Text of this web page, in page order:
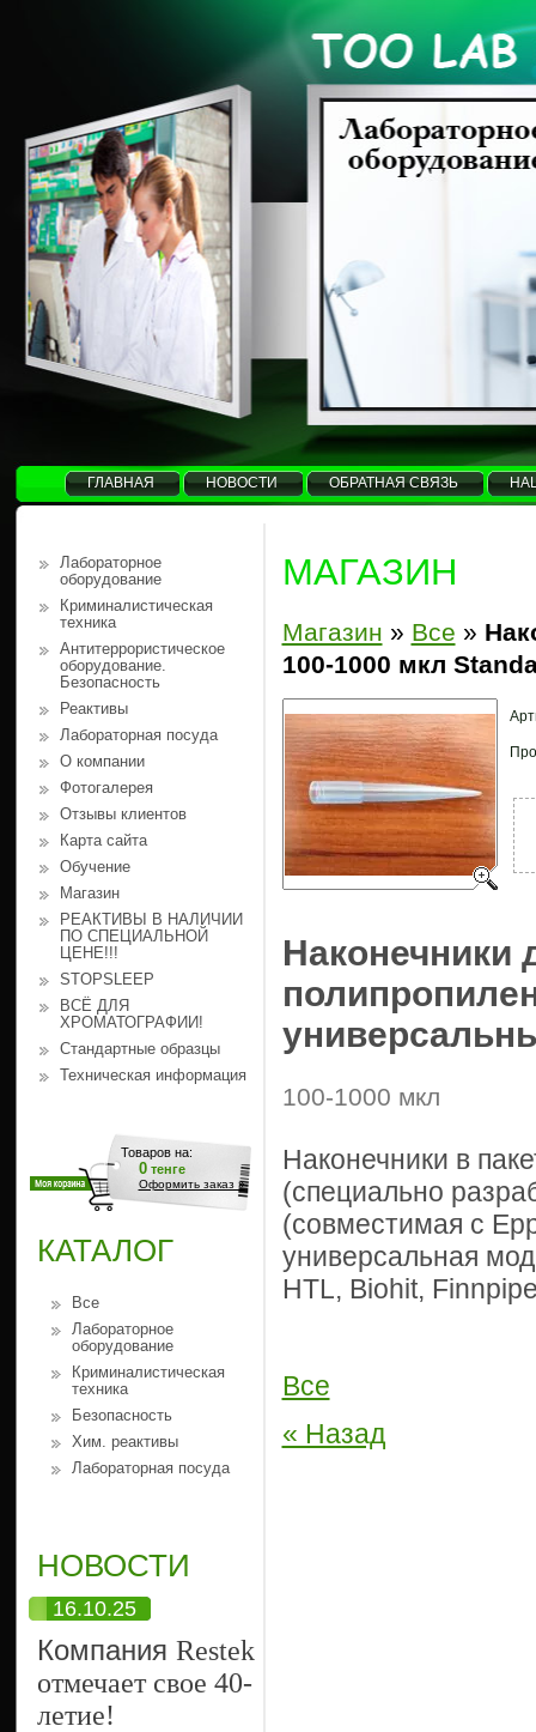
ГЛАВНАЯ НОВОСТИ ОБРАТНАЯ СВЯЗЬ
МАГАЗИН
Магазин » Все »
100-1000 мкл
Наконечники
100-1000 мкл
Наконечники в
(специально
(совместимая с
универсальная
HTL, Biohit,
Все
« Назад
Лабораторное
оборудование
Криминалистическая
техника
Антитеррористическое
оборудование.
Безопасность
Реактивы
Лабораторная посуда
О компании
Фотогалерея
Отзывы клиентов
Карта сайта
Обучение
Магазин
РЕАКТИВЫ В НАЛИЧИИ
ПО СПЕЦИАЛЬНОЙ
ЦЕНЕ!!!
STOPSLEEP
ВСЁ ДЛЯ
ХРОМАТОГРАФИИ!
Cтандартные образцы
Техническая информация
Товаров на:
0тенге
Оформить заказ »
КАТАЛОГ
Все
Лабораторное
оборудование
Криминалистическая
техника
Безопасность
Хим. реактивы
Лабораторная посуда
НОВОСТИ
16.10.25
Компания Restek
отмечает свое 40-
летие!